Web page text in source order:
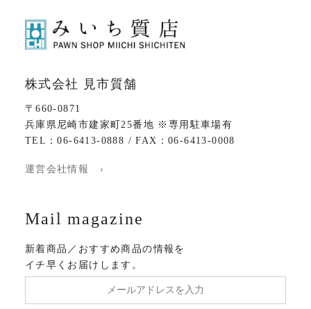
株式会社 見市質舗
〒660-0871
兵庫県尼崎市建家町25番地 ※専用駐車場有
TEL：06-6413-0888 / FAX：06-6413-0008
運営会社情報 ›
Mail magazine
新着商品／おすすめ商品の情報を
イチ早くお届けします。